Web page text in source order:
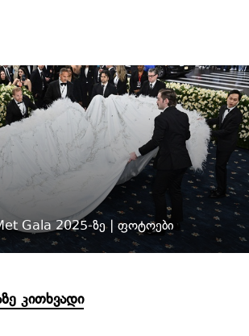
Gala 2025-ზე | ფოტოები
კითხვადი